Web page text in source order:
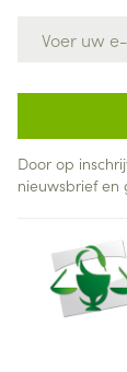
Door op
nieuwsbrief